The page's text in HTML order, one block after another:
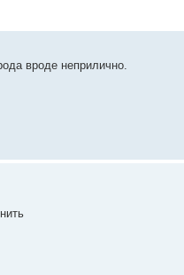
вроде неприлично.